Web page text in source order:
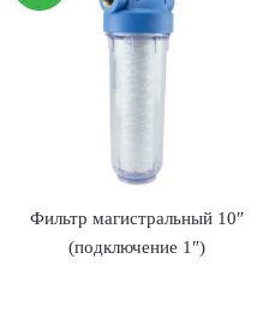
Фильтр магистральный 10″
(подключение 1″)